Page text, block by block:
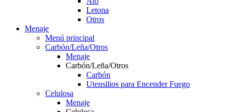
Letona
Otros
Menaje
Menú principal
Carbón/Leña/Otros
Menaje
Carbón/Leña/Otros
Carbón
Utensilios para Encender Fuego
Celulosa
Menaje